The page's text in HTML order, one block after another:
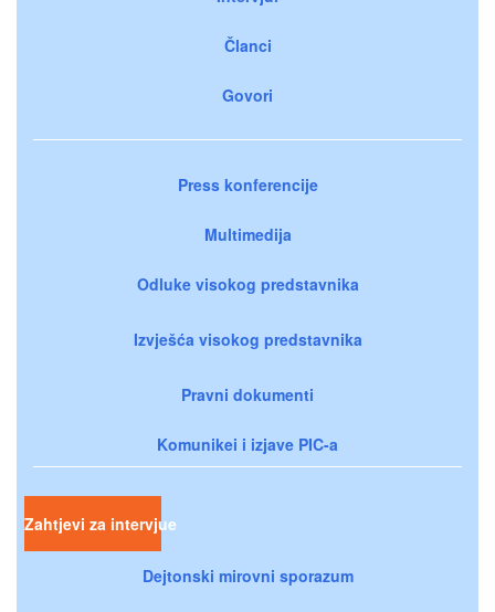
Članci
Govori
Press konferencije
Multimedija
Odluke visokog predstavnika
Izvješća visokog predstavnika
Pravni dokumenti
Komunikei i izjave PIC-a
Zahtjevi za intervjue
Dejtonski mirovni sporazum